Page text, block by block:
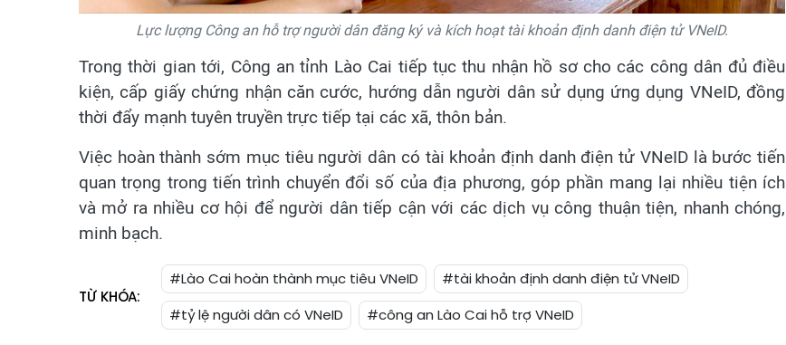
Lực lượng Công an hỗ trợ người dân đăng ký và kích hoạt tài khoản định danh điện tử VNeID.
Trong thời gian tới, Công an tỉnh Lào Cai tiếp tục thu nhận hồ sơ cho các công dân đủ điều
kiện, cấp giấy chứng nhận căn cước, hướng dẫn người dân sử dụng ứng dụng VNeID, đồng
thời đẩy mạnh tuyên truyền trực tiếp tại các xã, thôn bản.
Việc hoàn thành sớm mục tiêu người dân có tài khoản định danh điện tử VNeID là bước tiến
quan trọng trong tiến trình chuyển đổi số của địa phương, góp phần mang lại nhiều tiện ích
và mở ra nhiều cơ hội để người dân tiếp cận với các dịch vụ công thuận tiện, nhanh chóng,
minh bạch.
TỪ KHÓA:
#Lào Cai hoàn thành mục tiêu VNeID
#tài khoản định danh điện tử VNeID
#tỷ lệ người dân có VNeID
#công an Lào Cai hỗ trợ VNeID